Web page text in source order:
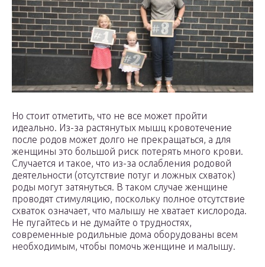
Но стоит отметить, что не все может пройти
идеально. Из-за растянутых мышц кровотечение
после родов может долго не прекращаться, а для
женщины это большой риск потерять много крови.
Случается и такое, что из-за ослабления родовой
деятельности (отсутствие потуг и ложных схваток)
роды могут затянуться. В таком случае женщине
проводят стимуляцию, поскольку полное отсутствие
схваток означает, что малышу не хватает кислорода.
Не пугайтесь и не думайте о трудностях,
современные родильные дома оборудованы всем
необходимым, чтобы помочь женщине и малышу.